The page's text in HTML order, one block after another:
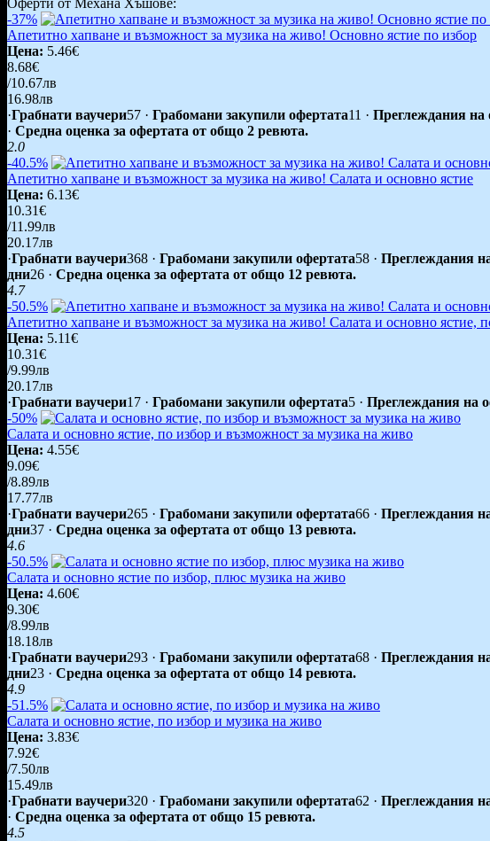
-37%
Апетитно хапване и възможност за музика на живо! Основно ястие по избор
Цена: 5.46€
8.68€
/10.67лв
16.98лв
·Грабнати ваучери57 · Грабомани закупили офертата11 · Преглеждания на
· Средна оценка за офертата от общо 2 ревюта.
2.0
-40.5%
Апетитно хапване и възможност за музика на живо! Салата и основно ястие
Цена: 6.13€
10.31€
/11.99лв
20.17лв
·Грабнати ваучери368 · Грабомани закупили офертата58 · Преглеждания
дни26 · Средна оценка за офертата от общо 12 ревюта.
4.7
-50.5%
Апетитно хапване и възможност за музика на живо! Салата и основно ястие,
Цена: 5.11€
10.31€
/9.99лв
20.17лв
·Грабнати ваучери17 · Грабомани закупили офертата5 · Преглеждания на
-50%
Салата и основно ястие, по избор и възможност за музика на живо
Цена: 4.55€
9.09€
/8.89лв
17.77лв
·Грабнати ваучери265 · Грабомани закупили офертата66 · Преглеждания
дни37 · Средна оценка за офертата от общо 13 ревюта.
4.6
-50.5%
Салата и основно ястие по избор, плюс музика на живо
Цена: 4.60€
9.30€
/8.99лв
18.18лв
·Грабнати ваучери293 · Грабомани закупили офертата68 · Преглеждания
дни23 · Средна оценка за офертата от общо 14 ревюта.
4.9
-51.5%
Салата и основно ястие, по избор и музика на живо
Цена: 3.83€
7.92€
/7.50лв
15.49лв
·Грабнати ваучери320 · Грабомани закупили офертата62 · Преглеждания
· Средна оценка за офертата от общо 15 ревюта.
4.5